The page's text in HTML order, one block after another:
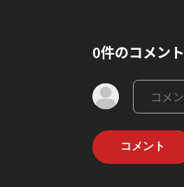
0件のコメント
コメント